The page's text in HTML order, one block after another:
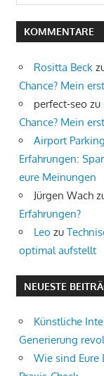
KOMMENTARE
Rositta Beck
Chance? Mein
perfect-seo zu
Chance? Mein
Airport
Erfahrungen:
eure Meinungen
Jürgen Wach
Erfahrungen?
Leo zu
optimal aufstellt
NEUESTE
Künstliche
Generierung
Wie sind Eure